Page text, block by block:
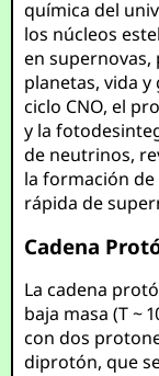
química del
los núcleos
en
planetas, vida
ciclo CNO, el
y la
de neutrinos,
la formación
rápida de
Cadena
La cadena
baja masa (T ~
con dos
diprotón, que